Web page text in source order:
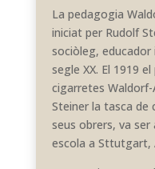
La pedagogia
iniciat per Rudolf
sociòleg, educador
segle XX. El 1919
cigarretes
Steiner la tasca de
seus obrers, va
escola a Sttutgart,